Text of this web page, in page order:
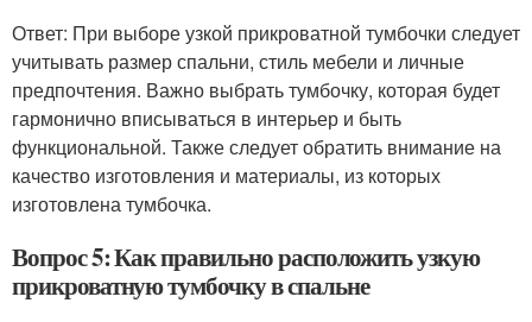
Ответ: При выборе узкой прикроватной тумбочки следует
учитывать размер спальни, стиль мебели и личные
предпочтения. Важно выбрать тумбочку, которая будет
гармонично вписываться в интерьер и быть
функциональной. Также следует обратить внимание на
качество изготовления и материалы, из которых
изготовлена тумбочка.
Вопрос 5: Как правильно расположить узкую
прикроватную тумбочку в спальне